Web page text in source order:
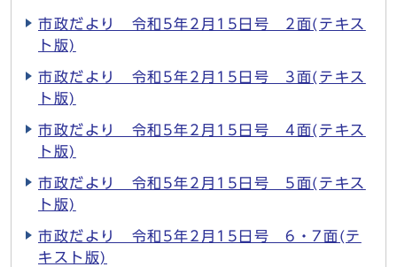
市政だより 令和5年2月15日号 2面(テキス
ト版)
市政だより 令和5年2月15日号 3面(テキス
ト版)
市政だより 令和5年2月15日号 4面(テキス
ト版)
市政だより 令和5年2月15日号 5面(テキス
ト版)
市政だより 令和5年2月15日号 6・7面(テ
キスト版)